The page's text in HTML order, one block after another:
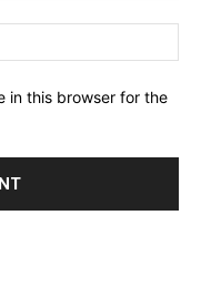
in this browser for the